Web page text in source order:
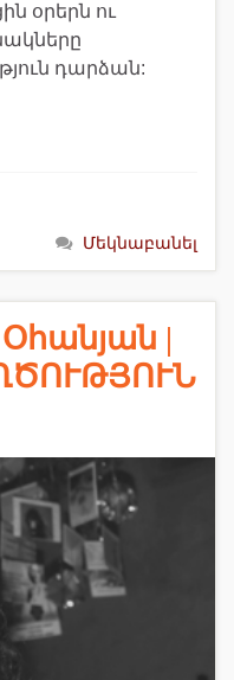
օրերն ու
դարձան:
Մեկնաբանել
Օհանյան |